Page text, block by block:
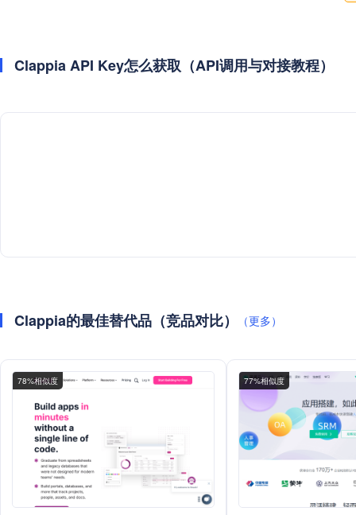
Clappia API Key怎么获取（API调用与对接教程）
Clappia的最佳替代品（竞品对比） （更多）
78%相似度 77%相似度